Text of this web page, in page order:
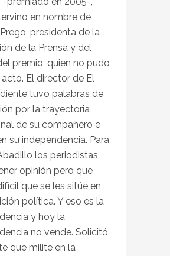
en nombre de
presidenta de la
de la Prensa y del
premio, quien no pudo
acto. El director de El
tuvo palabras de
por la trayectoria
de su compañero e
su independencia. Para
los periodistas
opinión pero que
que se les sitúe en
política. Y eso es la
y hoy la
no vende. Solicitó
que milite en la